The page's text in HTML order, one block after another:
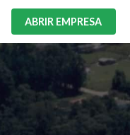
ABRIR EMPRESA